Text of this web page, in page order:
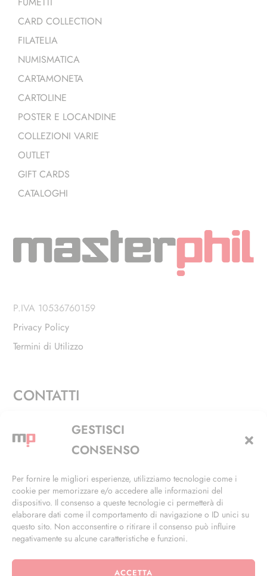
GESTISCI
CONSENSO
Per fornire le migliori esperienze, utilizziamo tecnologie come i
cookie per memorizzare e/o accedere alle informazioni del
dispositivo. Il consenso a queste tecnologie ci permetterà di
elaborare dati come il comportamento di navigazione o ID unici su
questo sito. Non acconsentire o ritirare il consenso può influire
negativamente su alcune caratteristiche e funzioni.
ACCETTA
CARD COLLECTION
FILATELIA
NUMISMATICA
CARTAMONETA
CARTOLINE
POSTER E LOCANDINE
COLLEZIONI VARIE
OUTLET
GIFT CARDS
CATALOGHI
P.IVA 10536760159
Privacy Policy
Termini di Utilizzo
CONTATTI
Via Alfieri, 27 - Trezzano Sul Naviglio (MI)
+39 02 4846 3155
info@masterphil.it